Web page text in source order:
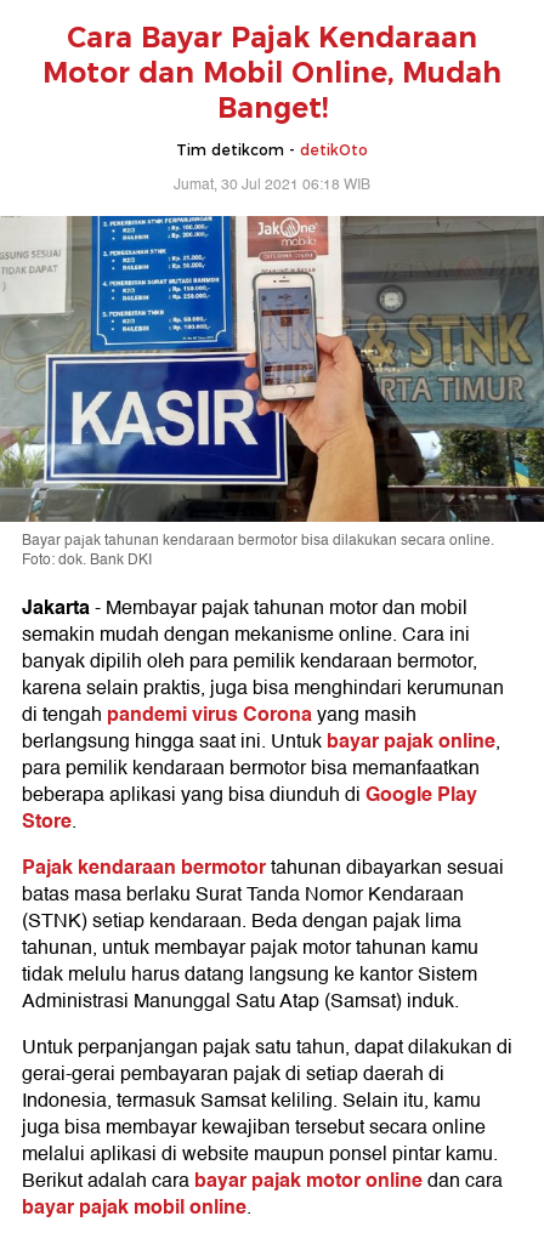
Cara Bayar Pajak Kendaraan
Motor dan Mobil Online, Mudah
Banget!
Tim detikcom - detikOto
Jumat, 30 Jul 2021 06:18 WIB
Bayar pajak tahunan kendaraan bermotor bisa dilakukan secara online.
Foto: dok. Bank DKI
Jakarta-Membayar pajak tahunan motor dan mobil
semakin mudah dengan mekanisme online. Cara ini
banyak dipilih oleh para pemilik kendaraan bermotor,
karena selain praktis, juga bisa menghindari kerumunan
di tengah pandemi virus Coronayang masih
berlangsung hingga saat ini. Untukbayar pajak online,
para pemilik kendaraan bermotor bisa memanfaatkan
beberapa aplikasi yang bisa diunduh diGoogle Play
Store.
Pajak kendaraan bermotortahunan dibayarkan sesuai
batas masa berlaku Surat Tanda Nomor Kendaraan
(STNK) setiap kendaraan. Beda dengan pajak lima
tahunan, untuk membayar pajak motor tahunan kamu
tidak melulu harus datang langsung ke kantor Sistem
Administrasi Manunggal Satu Atap (Samsat) induk.
Untuk perpanjangan pajak satu tahun, dapat dilakukan di
gerai-gerai pembayaran pajak di setiap daerah di
Indonesia, termasuk Samsat keliling. Selain itu, kamu
juga bisa membayar kewajiban tersebut secara online
melalui aplikasi di website maupun ponsel pintar kamu.
Berikut adalah carabayar pajak motor onlinedan cara
bayar pajak mobil online.